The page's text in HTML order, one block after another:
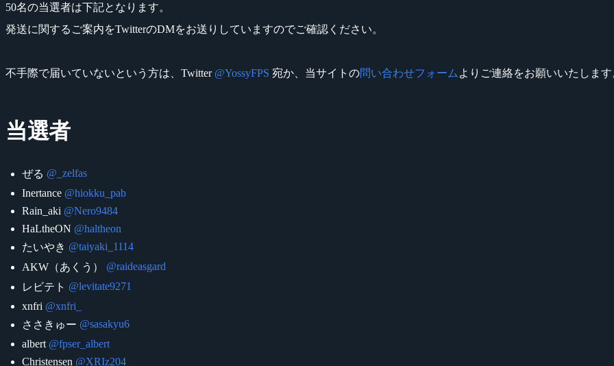
50名の当選者は下記となります。
発送に関するご案内をTwitterのDMをお送りしていますのでご確認ください。
不手際で届いていないという方は、Twitter @YossyFPS 宛か、当サイトの問い合わせフォーム よりご連絡をお願いいたします
当選者
ぜる @_zelfas
Inertance @hiokku_pab
Rain_aki @Nero9484
HaLtheON @haltheon
たいやき @taiyaki_1114
AKW（あくう） @raideasgard
レビテト @levitate9271
xnfri @xnfri_
ささきゅー @sasakyu6
albert @fpser_albert
Christensen @XRIz204